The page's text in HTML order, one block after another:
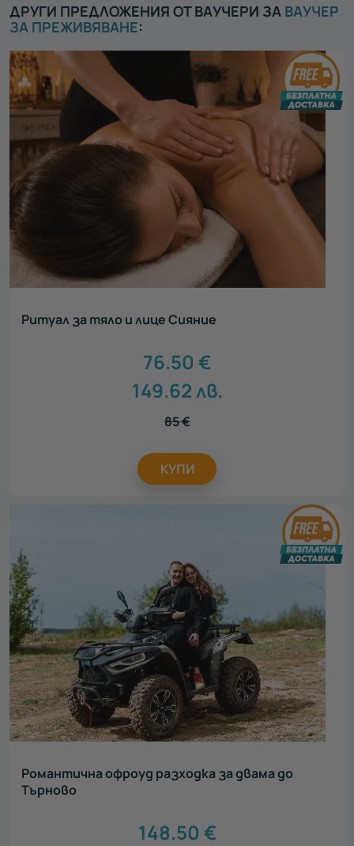
ДРУГИ ПРЕДЛОЖЕНИЯ ОТ ВАУЧЕРИ ЗА ВАУЧЕР
ЗА ПРЕЖИВЯВАНЕ:
Ритуал за тяло и лице Сияние
76.50 €
149.62лв.
85€
КУПИ
Романтична офроуд разходка за двама до
Търново
148.50 €